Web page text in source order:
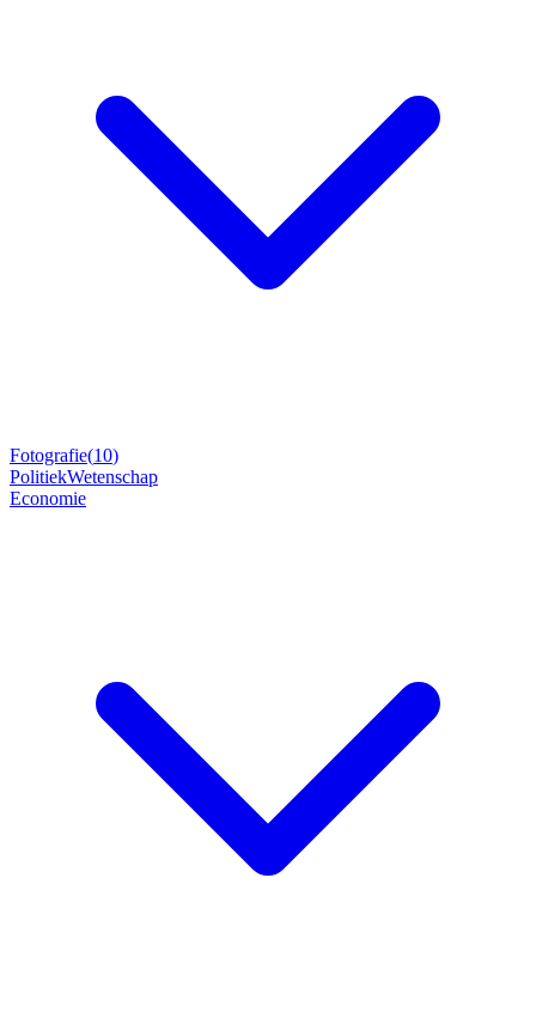
Fotografie(10)
PolitiekWetenschap
Economie